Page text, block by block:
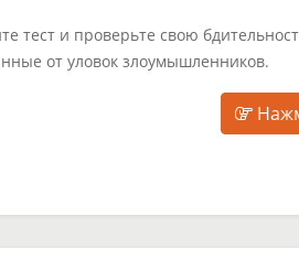
тест и проверьте свою
от уловок злоумышленников.